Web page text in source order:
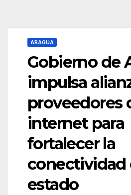
ARAGUA
Gobierno de
impulsa
proveedores
internet para
fortalecer la
conectividad
estado